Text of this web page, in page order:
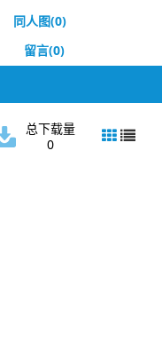
同人图(0)
留言(0)
总下载量
0